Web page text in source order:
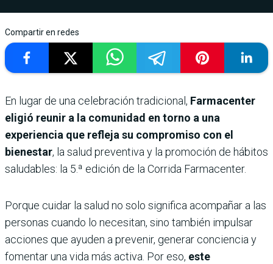
Compartir en redes
En lugar de una celebración tradicional, Farmacenter
eligió reunir a la comunidad en torno a una
experiencia que refleja su compromiso con el
bienestar, la salud preventiva y la promoción de hábitos
saludables: la 5.ª edición de la Corrida Farmacenter.
Porque cuidar la salud no solo significa acompañar a las
personas cuando lo necesitan, sino también impulsar
acciones que ayuden a prevenir, generar conciencia y
fomentar una vida más activa. Por eso, este